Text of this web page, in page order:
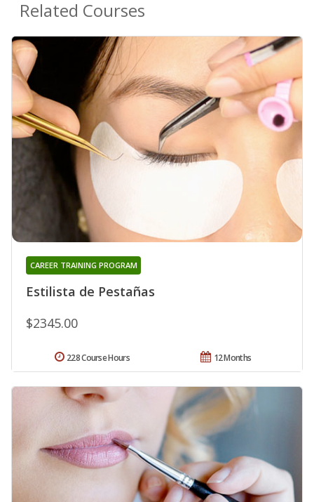
Related Courses
Estilista de Pestañas
CAREER TRAINING PROGRAM
$2345.00
12 Months
228 Course Hours